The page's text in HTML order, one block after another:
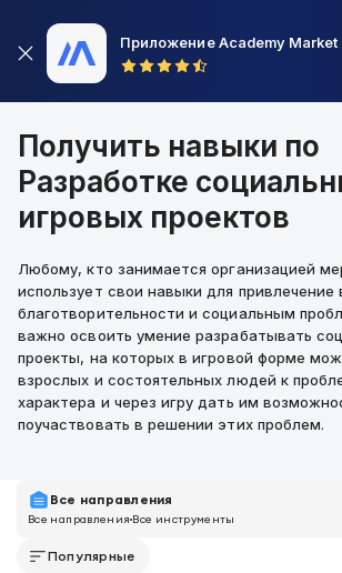
Приложение Academy Market
Получить навыки по
Разработке
игровых проектов
Любому, кто занимается организацией
использует свои навыки для привлечение
благотворительности и социальным
важно освоить умение разрабатывать
проекты, на которых в игровой форме
взрослых и состоятельных людей к
характера и через игру дать им
поучаствовать в решении этих проблем.
Все направления
Все направленияВсе инструменты
Популярные